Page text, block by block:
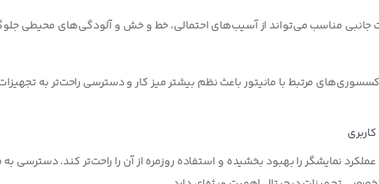
در انبار موجود نمی باشد
در انبار موجود نمی باشد